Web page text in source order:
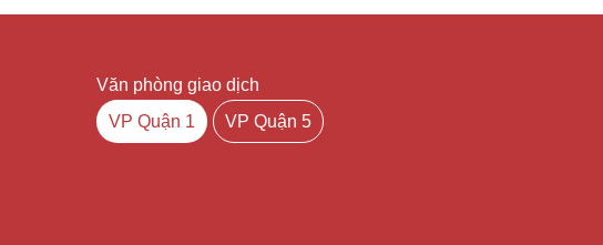
Văn phòng giao dịch
VP Quận 1
VP Quận 5